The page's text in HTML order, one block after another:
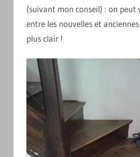
(suivant mon conseil) : on peut
entre les nouvelles et
plus clair !